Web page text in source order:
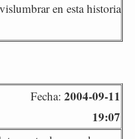
en esta historia
Fecha: 2004-09-11
19:07